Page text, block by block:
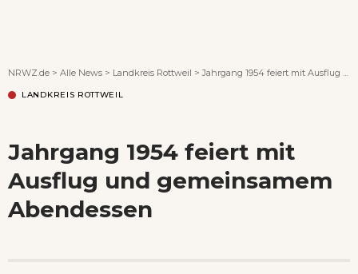
NRWZ.de > Alle News > Landkreis Rottweil >Jahrgang 1954 feiert mit Ausflug und gemeinsamem Abendessen
LANDKREIS ROTTWEIL
Jahrgang 1954 feiert mit
Ausflug und gemeinsamem
Abendessen